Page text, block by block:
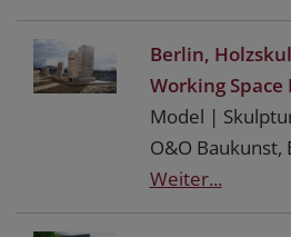
Berlin,
Working Space
Model |
O&O Baukunst,
Weiter...